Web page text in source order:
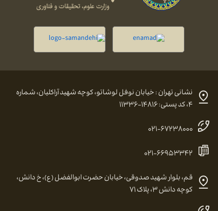
نشانی تهران : خیابان نوفل لوشاتو، کوچه شهید آراکلیان، شماره
۴، کد پستی: ۱۴۸۱۶-۱۱۳۳۶
۰۲۱-۶۷۲۳۸۰۰۰
۰۲۱-۶۶۹۵۳۳۴۲
قم، بلوار شهید صدوقی، خیابان حضرت ابوالفضل (ع)، خ دانش،
کوچه دانش ۳، پلاک ۷۱